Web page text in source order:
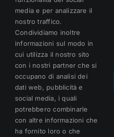
SEDE DI RIETI
Loc. Villa Cordisco,
02016 – Leonessa (RI)
CONTATTI
Telefono: 06.58230654
E-mail: info@studiocordisco.it
media e per analizzare il
nostro traffico.
Condividiamo inoltre
informazioni sul modo in
cui utilizza il nostro sito
con i nostri partner che si
occupano di analisi dei
dati web, pubblicità e
social media, i quali
potrebbero combinarle
con altre informazioni che
ha fornito loro o che